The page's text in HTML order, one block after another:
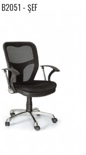
B2051 - ŞEF